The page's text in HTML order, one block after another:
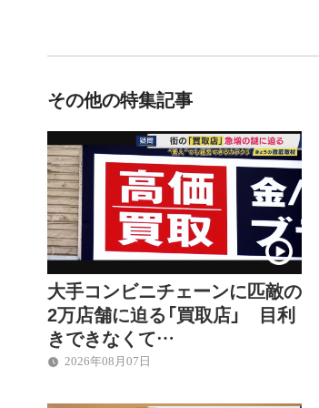
その他の特集記事
大手コンビニチェーンに匹敵の
2万店舗に迫る「買取店」 目利
きできなくて…
2026年08月07日